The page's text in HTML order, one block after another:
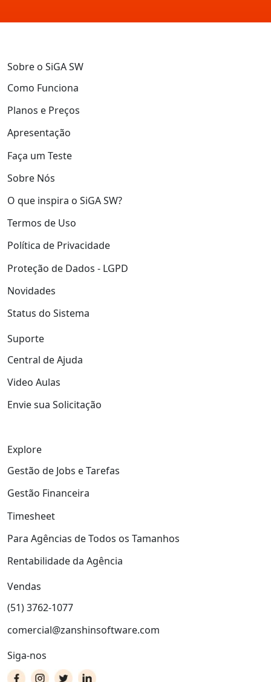
Sobre o SiGA SW
Como Funciona
Planos e Preços
Apresentação
Faça um Teste
Sobre Nós
O que inspira o SiGA SW?
Termos de Uso
Política de Privacidade
Proteção de Dados - LGPD
Novidades
Status do Sistema
Suporte
Central de Ajuda
Video Aulas
Envie sua Solicitação
Explore
Gestão de Jobs e Tarefas
Gestão Financeira
Timesheet
Para Agências de Todos os Tamanhos
Rentabilidade da Agência
Vendas
(51) 3762-1077
comercial@zanshinsoftware.com
Siga-nos